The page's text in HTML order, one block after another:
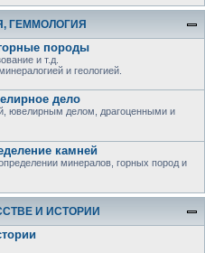
ГЕММОЛОГИЯ
породы
и т.д.
и геологией.
дело
ювелирным делом, драгоценными и
камней
минералов, горных пород и
И ИСТОРИИ